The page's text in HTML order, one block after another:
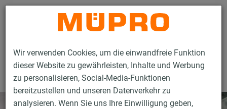
Wir verwenden Cookies, um die einwandfreie Funktion
dieser Website zu gewährleisten, Inhalte und Werbung
zu personalisieren, Social-Media-Funktionen
bereitzustellen und unseren Datenverkehr zu
analysieren. Wenn Sie uns Ihre Einwilligung geben,
Kontakt